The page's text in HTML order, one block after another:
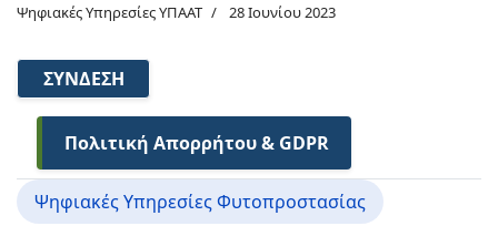
Ψηφιακές Υπηρεσίες ΥΠΑΑΤ 28 Ιουνίου 2023
ΣΎΝΔΕΣΗ
Πολιτική Απορρήτου & GDPR
Ψηφιακές Υπηρεσίες Φυτοπροστασίας